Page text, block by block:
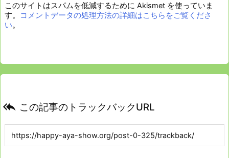
このサイトはスパムを低減するために Akismet を使っていま
す。
コメントデータの処理方法の詳細はこちらをご覧くださ
い。
 この記事のトラックバックURL